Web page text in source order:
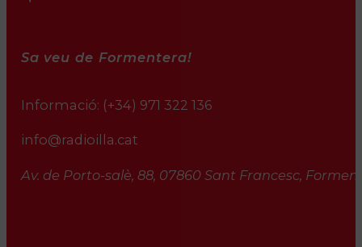
Sa veu de Formentera!
Informació: (+34) 971 322 136
info@radioilla.cat
Av. de Porto-salè, 88, 07860 Sant Francesc,